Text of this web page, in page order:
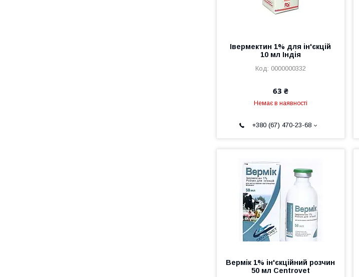
Івермектин 1% для ін'єкцій
10 мл Індія
0000000332
63 ₴
Немає в наявності
+380 (67) 470-23-68
Вермік 1% ін'єкційний розчин
50 мл Centrovet